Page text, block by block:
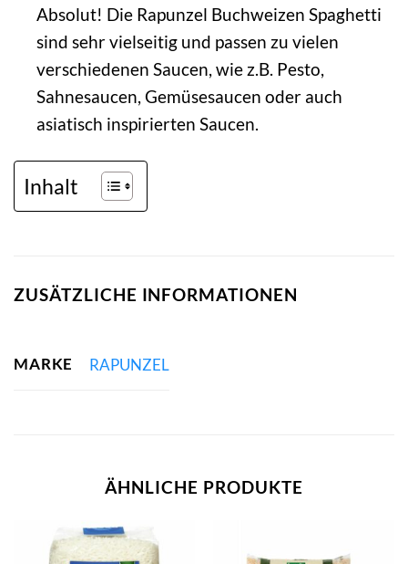
Absolut! Die Rapunzel Buchweizen Spaghetti
sind sehr vielseitig und passen zu vielen
verschiedenen Saucen, wie z.B. Pesto,
Sahnesaucen, Gemüsesaucen oder auch
asiatisch inspirierten Saucen.
Inhalt
ZUSÄTZLICHE INFORMATIONEN
MARKE RAPUNZEL
ÄHNLICHE PRODUKTE